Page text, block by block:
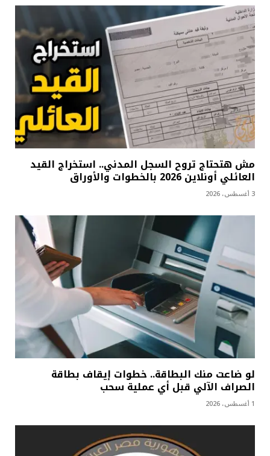
مش هتحتاج تروح السجل المدني.. استخراج القيد
العائلي أونلاين 2026 بالخطوات والأوراق
3 أغسطس، 2026
لو ضاعت منك البطاقة.. خطوات إيقاف بطاقة
الصراف الآلي قبل أي عملية سحب
1 أغسطس، 2026